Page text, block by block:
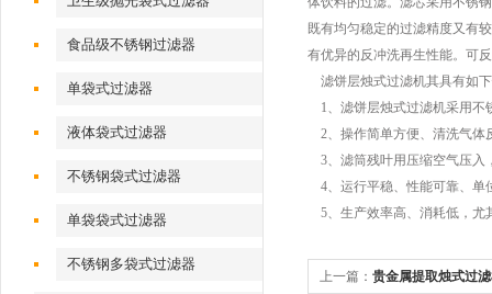
食品级不锈钢过滤器
单袋式过滤器
液体袋式过滤器
不锈钢袋式过滤器
单袋袋式过滤器
不锈钢多袋式过滤器
既有均匀稳定的过滤精度又有
有优异的反冲洗再生性能。可
滤饼层烛式过滤机其具有如
1、滤饼层烛式过滤机采用不
2、操作简单方便、清洗气体
3、滤筒残叶用压缩空气压入
4、运行平稳、性能可靠、单
5、生产效率高、消耗低，尤
上一篇： 贵金属提取烛式过